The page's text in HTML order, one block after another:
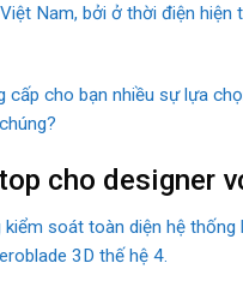
Nam, bởi ở thời điện
cho bạn nhiều sự lựa
cho designer
soát toàn diện hệ
3D thế hệ 4.